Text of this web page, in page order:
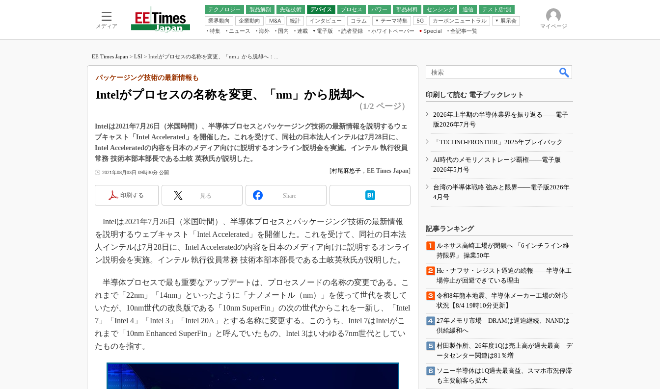
メディア
テクノロジー 製品解剖
先端技術
電池／エネルギー
デバイス
アナログ
マイコン
プロセス パワー 部品材料 センシング
通信
無線
テスト/計測
業界動向
企業動向 M&A 統計 インタビュー コラム
テーマ特集
フィジカルAI
読者調査（EE Times Research）
IoT
電源設計（EDN Japan）
5G カーボンニュートラル
展示会
IoT・エッジコンピューティング
EXPO
TECHNO-FRONTIER
人とくるま展
特集 ニュース 海外 国内
連載
福田昭のデバイス通信
大山聡の業界スコープ
リタイア直前エンジニアの社会人大
学漂流記
世界を「数字」で回してみよう
踊るバズワード ～Behind the
この10年で起こったこと、次の10年
で起こること
光伝送技術を知る
“異端児エンジニア”が仕掛けた社内
改革、執念の180日
イノベーションは日本を救うのか
IHSアナリスト「未来展望」
「英語に愛されないエンジニア」の
ための新行動論
電子版
電子ブックレット
読者登録 ホワイトペーパー
Special
全記事一覧
マイページ
EE Times Japan > LSI > Intelがプロセスの名称を変更、「nm」から脱却へ：...
Intelがプロセスの名称を変更、「nm」から脱却へ
パッケージング技術の最新情報も
（1/2 ページ）
Intelは2021年7月26日（米国時間）、半導体プロセスとパッケージング技術の最新情報を説明するウェ
ブキャスト「Intel Accelerated」を開催した。これを受けて、同社の日本法人インテルは7月28日に、
Intel Acceleratedの内容を日本のメディア向けに説明するオンライン説明会を実施。インテル 執行役員
常務 技術本部本部長である土岐 英秋氏が説明した。
2021年08月03日 09時30分 公開 [村尾麻悠子 ， EE Times Japan]
印刷する 見る Share
Intelは2021年7月26日（米国時間）、半導体プロセスとパッケージング技術の最新情報
を説明するウェブキャスト「Intel Accelerated」を開催した。これを受けて、同社の日本法
人インテルは7月28日に、Intel Acceleratedの内容を日本のメディア向けに説明するオンライ
ン説明会を実施。インテル 執行役員常務 技術本部本部長である土岐英秋氏が説明した。
半導体プロセスで最も重要なアップデートは、プロセスノードの名称の変更である。こ
れまで「22nm」「14nm」といったように「ナノメートル（nm）」を使って世代を表して
いたが、10nm世代の改良版である「10nm SuperFin」の次の世代からこれを一新し、「Intel
7」「Intel 4」「Intel 3」「Intel 20A」とする名称に変更する。このうち、Intel 7はIntelがこ
れまで「10nm Enhanced SuperFin」と呼んでいたもの、Intel 3はいわゆる7nm世代としてい
たものを指す。
印刷して読む 電子ブックレット
2026年上半期の半導体業界を振り返る――電子
版2026年7月号
「TECHNO-FRONTIER」2025年プレイバック
AI時代のメモリ／ストレージ覇権――電子版
2026年5月号
台湾の半導体戦略 強みと限界――電子版2026年
4月号
記事ランキング
ルネサス高崎工場が閉鎖へ 「6インチライン維
持限界」 操業50年
He・ナフサ・レジスト逼迫の続報――半導体工
場停止が回避できている理由
令和8年熊本地震、半導体メーカー工場の対応
状況【8/4 19時10分更新】
27年メモリ市場 DRAMは逼迫継続、NANDは
供給緩和へ
村田製作所、26年度1Qは売上高が過去最高 デ
ータセンター関連は81％増
ソニー半導体は1Q過去最高益、スマホ市況停滞
も主要顧客ら拡大